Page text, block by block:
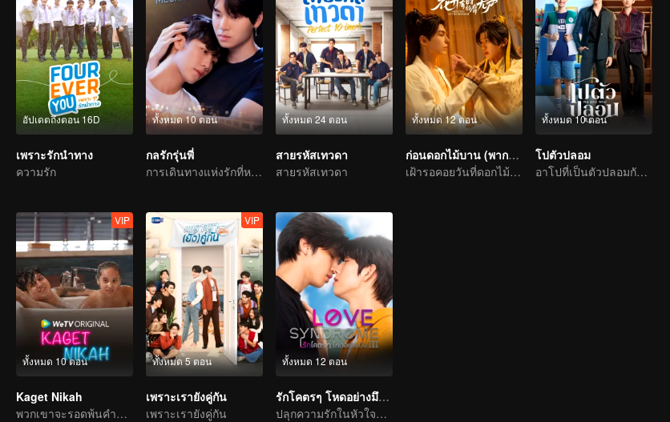
อัปเดตถึงตอน 16D
เพราะรักนำทาง
ความรัก
ทั้งหมด 10 ตอน
กลรักรุ่นพี่
การเดินทางแห่งรักที่หวานขม
ทั้งหมด 24 ตอน
สายรหัสเทวดา
สายรหัสเทวดา
ทั้งหมด 12 ตอน
ก่อนดอกไม้บาน (พากย์ไทย)
เฝ้ารอคอยวันที่ดอกไม้แบ่งบาน
ทั้งหมด 10 ตอน
โปตัวปลอม
อาโปที่เป็นตัวปลอมกับคู่หมั้นที่อ่านใจได้
ทั้งหมด 10 ตอน
VIP
Kaget Nikah
พวกเขาจะรอดพ้นคำขาดการแต่งงานได้หรือไม่?
ทั้งหมด 5 ตอน
VIP
เพราะเรายังคู่กัน
เพราะเรายังคู่กัน
ทั้งหมด 12 ตอน
รักโคตรๆ โหดอย่างมึง 3
ปลุกความรักในหัวใจที่ลืมเลือน